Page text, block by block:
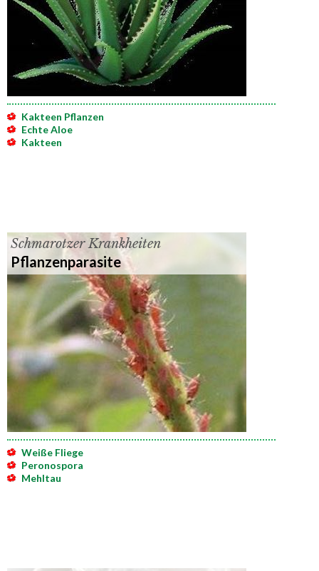
Kakteen Pflanzen
Echte Aloe
Kakteen
Schmarotzer Krankheiten
Pflanzenparasite
Weiße Fliege
Peronospora
Mehltau